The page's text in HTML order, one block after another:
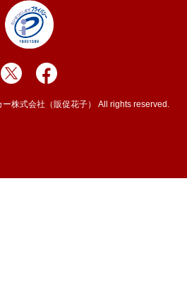
株式会社（販促花子） All rights reserved.